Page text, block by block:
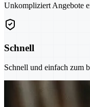
Unkompliziert Angebote
Schnell
Schnell und einfach zum